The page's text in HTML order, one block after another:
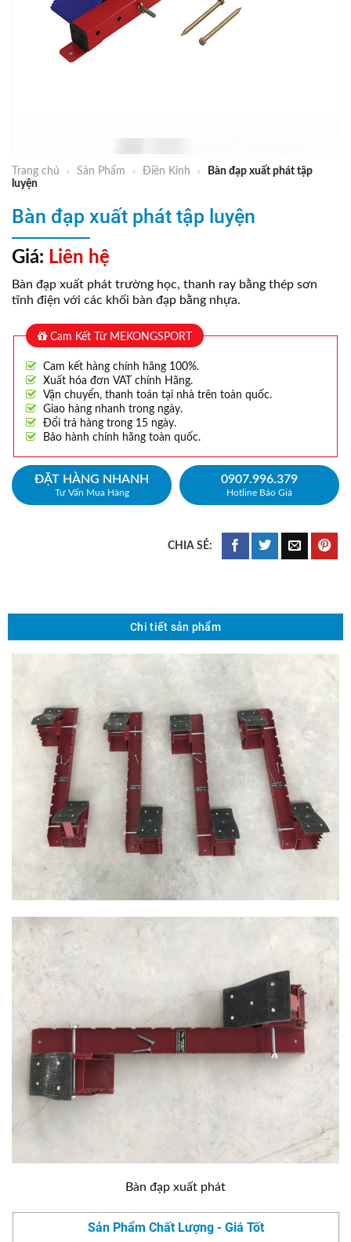
Trang chủ » Sản Phẩm » Điền Kinh »
Bàn đạp xuất phát tập
luyện
Bàn đạp xuất phát tập luyện
Giá: Liên hệ
Bàn đạp xuất phát trường học, thanh ray bằng thép sơn
tĩnh điện với các khối bàn đạp bằng nhựa.
Cam Kết Từ MEKONGSPORT
Cam kết hàng chính hãng 100%.
Xuất hóa đơn VAT chính Hãng.
Vận chuyển, thanh toán tại nhà trên toàn quốc.
Giao hàng nhanh trong ngày.
Đổi trả hàng trong 15 ngày.
Bảo hành chính hãng toàn quốc.
ĐẶT HÀNG NHANH
Tư Vấn Mua Hàng
0907.996.379
Hotline Báo Giá
Chi tiết sản phẩm
Bàn đạp xuất phát
Sản Phẩm Chất Lượng - Giá Tốt